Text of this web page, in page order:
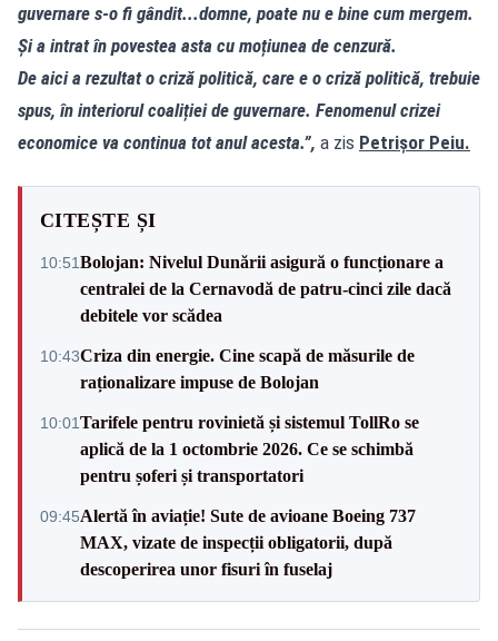
guvernare s-o fi gândit...domne, poate nu e bine cum mergem.
Și a intrat în povestea asta cu moțiunea de cenzură.
De aici a rezultat o criză politică, care e o criză politică, trebuie
spus, în interiorul coaliției de guvernare. Fenomenul crizei
economice va continua tot anul acesta.”, a zis Petrișor Peiu.
CITEȘTE ȘI
10:51Bolojan: Nivelul Dunării asigură o funcționare a
centralei de la Cernavodă de patru-cinci zile dacă
debitele vor scădea
10:43Criza din energie. Cine scapă de măsurile de
raționalizare impuse de Bolojan
10:01Tarifele pentru rovinietă și sistemul TollRo se
aplică de la 1 octombrie 2026. Ce se schimbă
pentru șoferi și transportatori
09:45Alertă în aviație! Sute de avioane Boeing 737
MAX, vizate de inspecții obligatorii, după
descoperirea unor fisuri în fuselaj